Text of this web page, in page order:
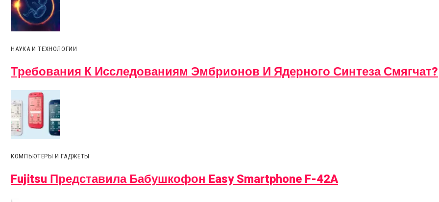
НАУКА И ТЕХНОЛОГИИ
Требования К Исследованиям Эмбрионов И Ядерного Синтеза Смягчат?
КОМПЬЮТЕРЫ И ГАДЖЕТЫ
Fujitsu Представила Бабушкофон Easy Smartphone F-42A